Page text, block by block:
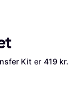
Kit er 419 kr.